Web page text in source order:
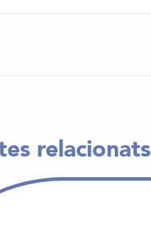
relacionats